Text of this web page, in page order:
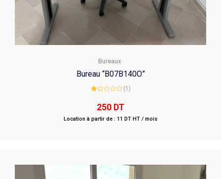
Bureaux
Bureau “B07B140O”
1.00
out
5
(1)
250 DT
Location à partir de : 11 DT HT / mois